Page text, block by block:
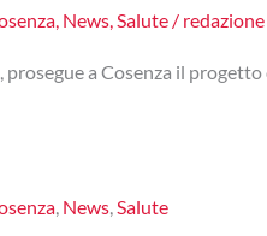
News Salute / redazione
prosegue a Cosenza il
News Salute